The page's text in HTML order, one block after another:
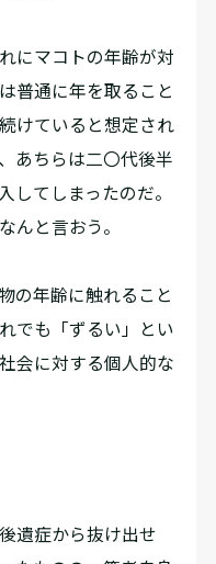
にマコトの年齢が対
普通に年を取ること
けていると想定され
あちらは二〇代後半
してしまったのだ。
んと言おう。
の年齢に触れること
でも「ずるい」とい
会に対する個人的な
遺症から抜け出せ